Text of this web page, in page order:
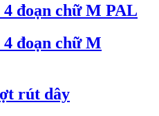
đoạn chữ M PAL
đoạn chữ M
rút dây